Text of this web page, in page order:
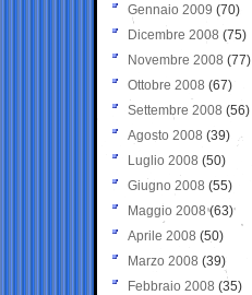
Gennaio 2009 (70)
Dicembre 2008 (75)
Novembre 2008 (77)
Ottobre 2008 (67)
Settembre 2008 (56)
Agosto 2008 (39)
Luglio 2008 (50)
Giugno 2008 (55)
Maggio 2008(63)
Aprile 2008 (50)
Marzo 2008 (39)
Febbraio 2008 (35)